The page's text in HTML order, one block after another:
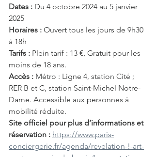
Dates : Du 4 octobre 2024 au 5 janvier
2025
Horaires : Ouvert tous les jours de 9h30
à 18h
Tarifs : Plein tarif : 13 €, Gratuit pour les
moins de 18 ans.
Accès : Métro : Ligne 4, station Cité ;
RER B et C, station Saint-Michel Notre-
Dame. Accessible aux personnes à
mobilité réduite.
Site officiel pour plus d’informations et
réservation : https://www.paris-
conciergerie.fr/agenda/revelation-!-art-